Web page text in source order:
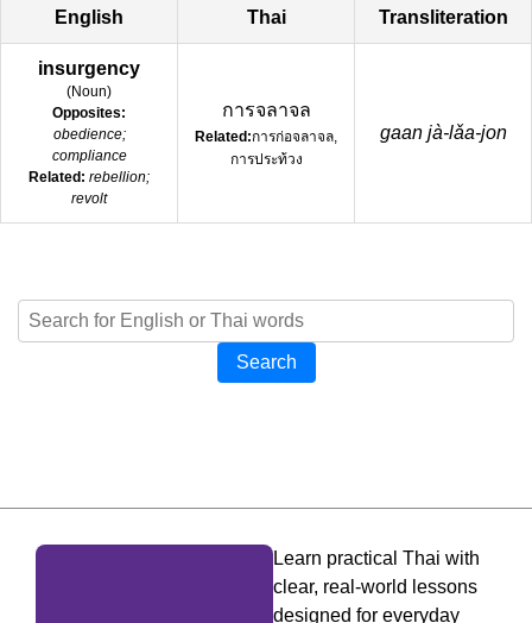
English Thai Transliteration
insurgency
(Noun)
Opposites:
obedience;
compliance
Related: rebellion;
revolt
การจลาจล
Related:การก่อจลาจล,
การประท้วง
gaan jà-lǎa-jon
Search
Learn practical Thai with
clear, real-world lessons
designed for everyday